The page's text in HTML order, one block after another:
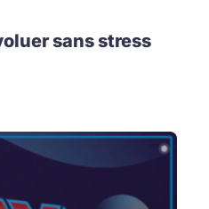
sans stress